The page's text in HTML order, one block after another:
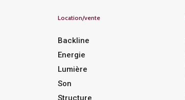
Location/vente
Backline
Energie
Lumière
Son
Structure